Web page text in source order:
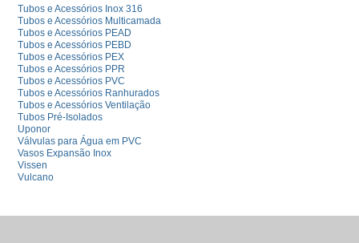
Tubos e Acessórios Inox 316
Tubos e Acessórios Multicamada
Tubos e Acessórios PEAD
Tubos e Acessórios PEBD
Tubos e Acessórios PEX
Tubos e Acessórios PPR
Tubos e Acessórios PVC
Tubos e Acessórios Ranhurados
Tubos e Acessórios Ventilação
Tubos Pré-Isolados
Uponor
Válvulas para Água em PVC
Vasos Expansão Inox
Vissen
Vulcano